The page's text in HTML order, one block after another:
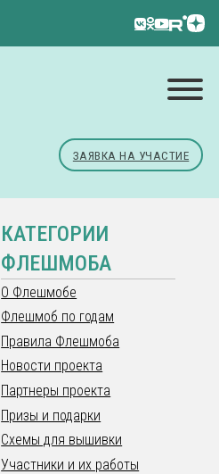
ЗАЯВКА НА УЧАСТИЕ
КАТЕГОРИИ
ФЛЕШМОБА
О Флешмобе
Флешмоб по годам
Правила Флешмоба
Новости проекта
Партнеры проекта
Призы и подарки
Схемы для вышивки
Участники и их работы